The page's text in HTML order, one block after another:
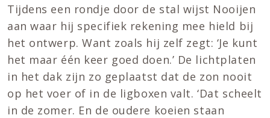
Tijdens een rondje door de stal wijst Nooijen
aan waar hij specifiek rekening mee hield bij
het ontwerp. Want zoals hij zelf zegt: ‘Je kunt
het maar één keer goed doen.’ De lichtplaten
in het dak zijn zo geplaatst dat de zon nooit
op het voer of in de ligboxen valt. ‘Dat scheelt
in de zomer. En de oudere koeien staan